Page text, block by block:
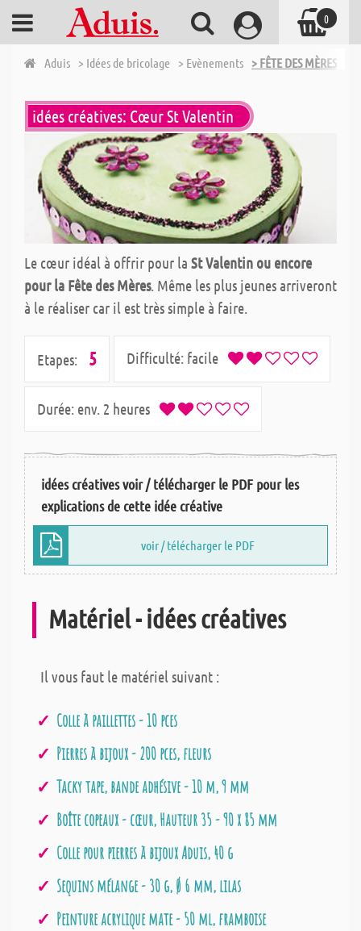
Aduis > Idées de bricolage > Evènements > FÊTE DES MÈRES,
idées créatives: Cœur St Valentin
Le cœur idéal à offrir pour la St Valentin ou encore
pour la Fête des Mères. Même les plus jeunes arriveront
à le réaliser car il est très simple à faire.
Etapes: 5 Difficulté: facile
Durée: env. 2 heures
idées créatives voir / télécharger le PDF pour les
explications de cette idée créative
voir / télécharger le PDF
Matériel - idées créatives
Il vous faut le matériel suivant :
Colle à paillettes - 10 pces
Pierres à bijoux - 200 pces, fleurs
Tacky tape, bande adhésive - 10 m, 9 mm
Boîte copeaux - cœur, Hauteur 35 - 90 x 85 mm
Colle pour pierres à bijoux Aduis, 40 g
Sequins mélange - 30 g, Ø 6 mm, lilas
Peinture acrylique mate - 50 ml, framboise
0